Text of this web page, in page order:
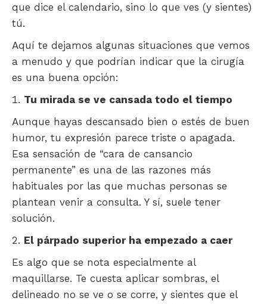
que dice el calendario, sino lo que ves (y sientes)
tú.
Aquí te dejamos algunas situaciones que vemos
a menudo y que podrían indicar que la cirugía
es una buena opción:
Tu mirada se ve cansada todo el tiempo
Aunque hayas descansado bien o estés de buen
humor, tu expresión parece triste o apagada.
Esa sensación de “cara de cansancio
permanente” es una de las razones más
habituales por las que muchas personas se
plantean venir a consulta. Y sí, suele tener
solución.
El párpado superior ha empezado a caer
Es algo que se nota especialmente al
maquillarse. Te cuesta aplicar sombras, el
delineado no se ve o se corre, y sientes que el